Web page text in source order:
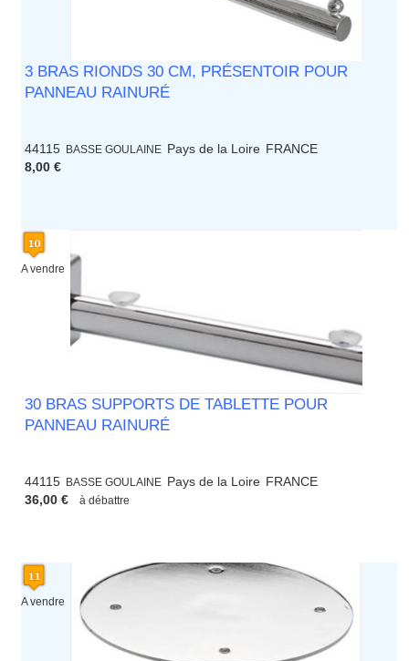
3 BRAS RIONDS 30 CM, PRÉSENTOIR POUR
PANNEAU RAINURÉ
44115 BASSE GOULAINE Pays de la Loire FRANCE
8,00 €
A vendre
30 BRAS SUPPORTS DE TABLETTE POUR
PANNEAU RAINURÉ
44115 BASSE GOULAINE Pays de la Loire FRANCE
36,00 €
à débattre
A vendre